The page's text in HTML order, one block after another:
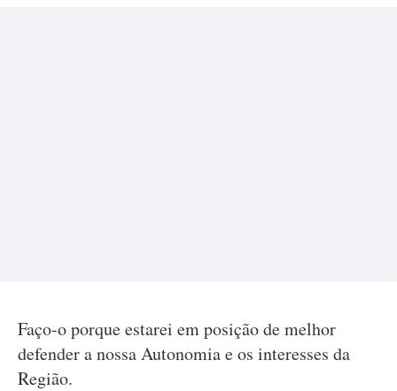
Faço-o porque estarei em posição de melhor
defender a nossa Autonomia e os interesses da
Região.